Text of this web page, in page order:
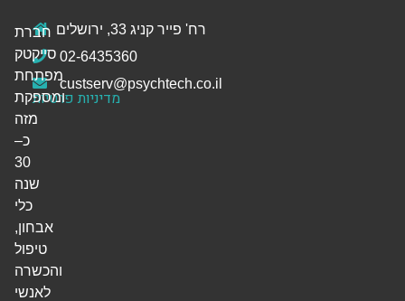
רח' פייר קניג 33, ירושלים
02-6435360
custserv@psychtech.co.il
מדיניות פרטיות
חברת
סייקטק
מפתחת
ומספקת
מזה
כ–
30
שנה
כלי
אבחון,
טיפול
והכשרה
לאנשי